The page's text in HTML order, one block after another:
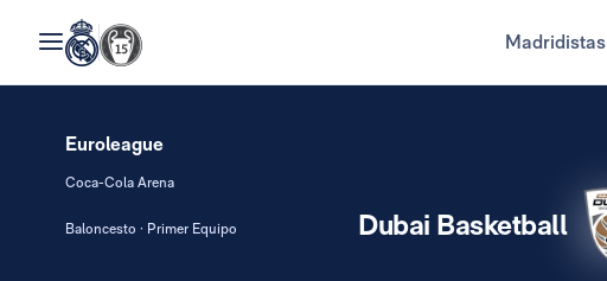
Madridistas
Euroleague
Coca-Cola Arena
Baloncesto · Primer Equipo Dubai Basketball